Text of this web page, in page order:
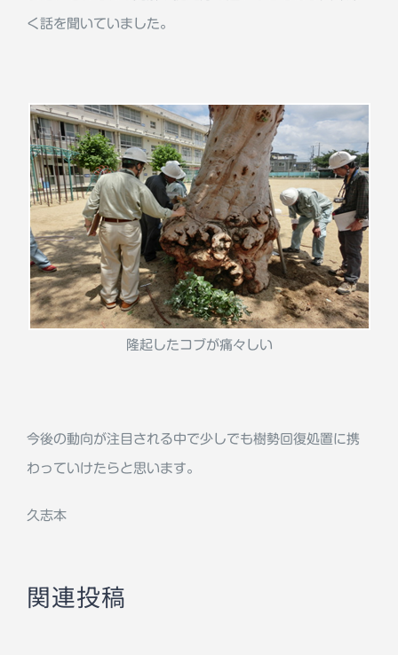
く話を聞いていました。
隆起したコブが痛々しい
今後の動向が注目される中で少しでも樹勢回復処置に携
わっていけたらと思います。
久志本
関連投稿